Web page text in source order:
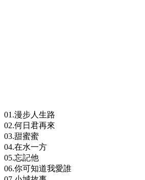
01.漫步人生路
02.何日君再來
03.甜蜜蜜
04.在水一方
05.忘記他
06.你可知道我愛誰